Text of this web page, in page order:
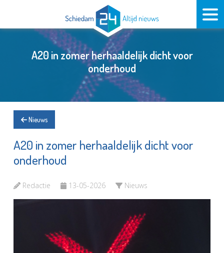
A20 in zomer herhaaldelijk dicht voor
onderhoud
Nieuws
A20 in zomer herhaaldelijk dicht voor
onderhoud
Redactie 13-05-2026 Nieuws